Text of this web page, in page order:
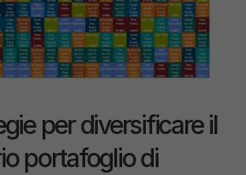
per diversificare il
portafoglio di